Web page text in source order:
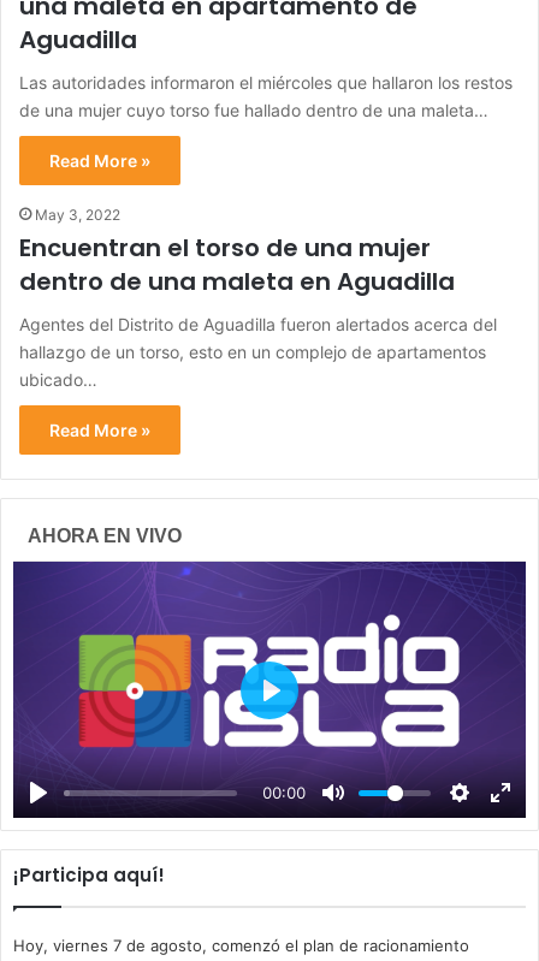
Aguadilla
Las autoridades informaron el miércoles que hallaron los restos
de una mujer cuyo torso fue hallado dentro de una maleta…
Read More »
May 3, 2022
Encuentran el torso de una mujer
dentro de una maleta en Aguadilla
Agentes del Distrito de Aguadilla fueron alertados acerca del
hallazgo de un torso, esto en un complejo de apartamentos
ubicado…
Read More »
AHORA EN VIVO
00:00
P
a
y
¡Participa aquí!
Hoy, viernes 7 de agosto, comenzó el plan de racionamiento